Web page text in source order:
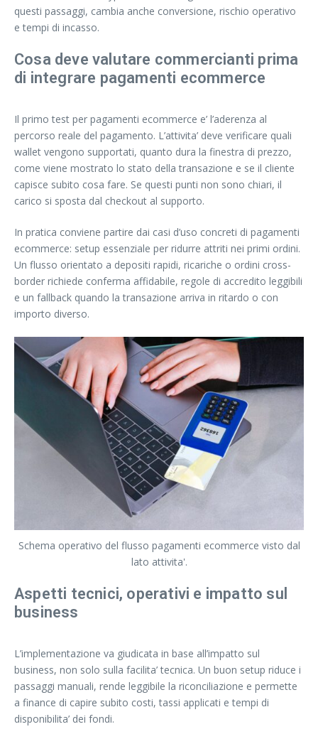
questi passaggi, cambia anche conversione, rischio operativo
e tempi di incasso.
Cosa deve valutare commercianti prima
di integrare pagamenti ecommerce
Il primo test per pagamenti ecommerce e’ l’aderenza al
percorso reale del pagamento. L’attivita’ deve verificare quali
wallet vengono supportati, quanto dura la finestra di prezzo,
come viene mostrato lo stato della transazione e se il cliente
capisce subito cosa fare. Se questi punti non sono chiari, il
carico si sposta dal checkout al supporto.
In pratica conviene partire dai casi d’uso concreti di pagamenti
ecommerce: setup essenziale per ridurre attriti nei primi ordini.
Un flusso orientato a depositi rapidi, ricariche o ordini cross-
border richiede conferma affidabile, regole di accredito leggibili
e un fallback quando la transazione arriva in ritardo o con
importo diverso.
Schema operativo del flusso pagamenti ecommerce visto dal
lato attivita'.
Aspetti tecnici, operativi e impatto sul
business
L’implementazione va giudicata in base all’impatto sul
business, non solo sulla facilita’ tecnica. Un buon setup riduce i
passaggi manuali, rende leggibile la riconciliazione e permette
a finance di capire subito costi, tassi applicati e tempi di
disponibilita’ dei fondi.